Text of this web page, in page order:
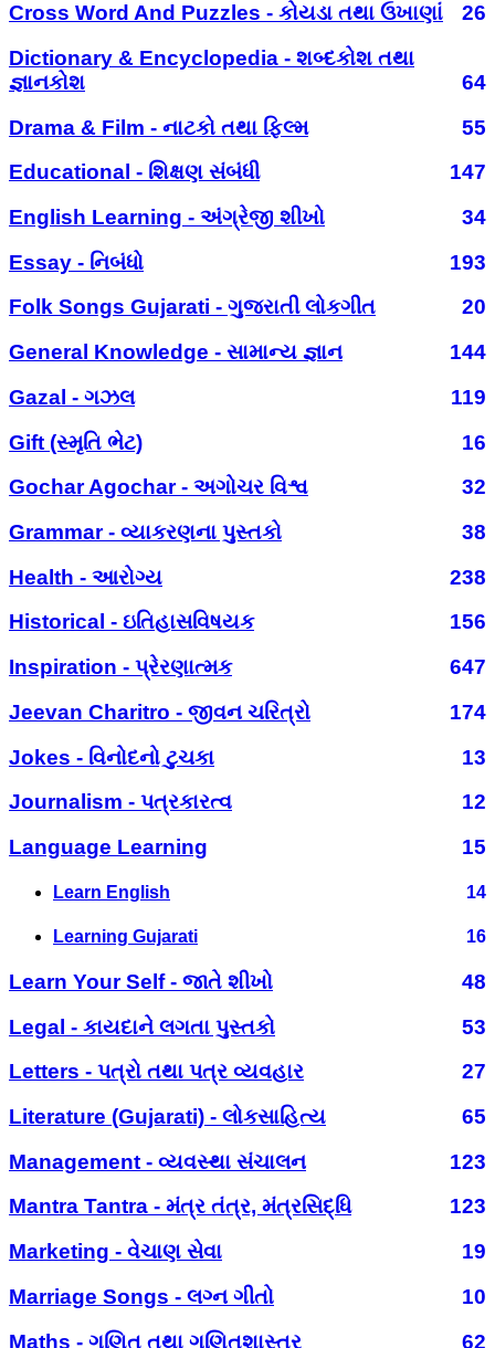
Cross Word And Puzzles - કોયડા તથા ઉખાણાં
26
Dictionary & Encyclopedia - શબ્દકોશ તથા
જ્ઞાનકોશ
64
Drama & Film - નાટકો તથા ફિલ્મ
55
Educational - શિક્ષણ સંબંધી
147
English Learning - અંગ્રેજી શીખો
34
Essay - નિબંધો
193
Folk Songs Gujarati - ગુજરાતી લોકગીત
20
General Knowledge - સામાન્ય જ્ઞાન
144
Gazal - ગઝલ
119
Gift (સ્મૃતિ ભેટ)
16
Gochar Agochar - અગોચર વિશ્વ
32
Grammar - વ્યાકરણના પુસ્તકો
38
Health - આરોગ્ય
238
Historical - ઇતિહાસવિષયક
156
Inspiration - પ્રેરણાત્મક
647
Jeevan Charitro - જીવન ચરિત્રો
174
Jokes - વિનોદનો ટુચકા
13
Journalism - પત્રકારત્વ
12
Language Learning
15
Learn English 14
Learning Gujarati 16
Learn Your Self - જાતે શીખો
48
Legal - કાયદાને લગતા પુસ્તકો
53
Letters - પત્રો તથા પત્ર વ્યવહાર
27
Literature (Gujarati) - લોકસાહિત્ય
65
Management - વ્યવસ્થા સંચાલન
123
Mantra Tantra - મંત્ર તંત્ર, મંત્રસિદ્ધિ
123
Marketing - વેચાણ સેવા
19
Marriage Songs - લગ્ન ગીતો
10
Maths - ગણિત તથા ગણિતશાસ્ત્ર
62